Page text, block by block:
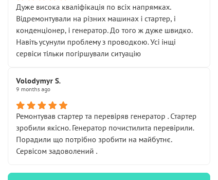
Дуже висока кваліфікація по всіх напрямках.
Відремонтували на різних машинах і стартер, і
конденціонер, і генератор. До того ж дуже швидко.
Навіть усунули проблему з проводкою. Усі інщі
сервіси тільки погіршували ситуацію
Volodymyr S.
9 months ago
Ремонтував стартер та перевіряв генератор . Стартер
зробили якісно. Генератор почистилита перевірили.
Порадили що потрібно зробити на майбутнє.
Сервісом задоволений .